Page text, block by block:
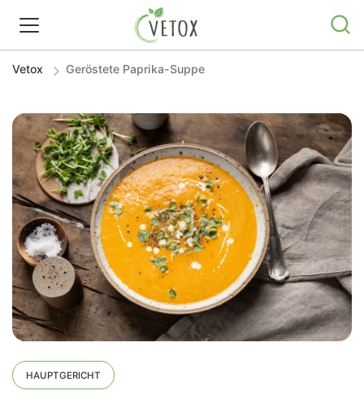
REZEPTWELT
WISSEN
SHOP
GRATIS ERNÄHRUNGSTIPPS
Vetox Geröstete Paprika-Suppe
HAUPTGERICHT